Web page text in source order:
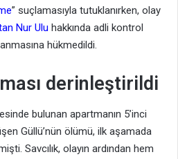
” suçlamasıyla tutuklanırken, olay
Nur Ulu hakkında adli kontrol
hükmedildi.
derinleştirildi
bulunan apartmanın 5’inci
Güllü’nün ölümü, ilk aşamada
Savcılık, olayın ardından hem